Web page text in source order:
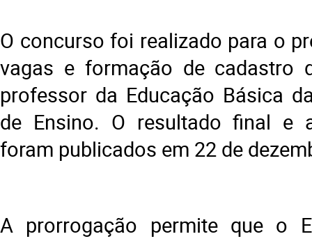
O concurso foi realizado para o
vagas e formação de cadastro
professor da Educação Básica
de Ensino. O resultado final e
foram publicados em 22 de
A prorrogação permite que o